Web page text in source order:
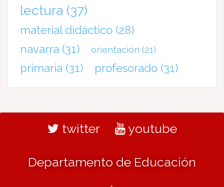
lectura (37)
material didáctico (28)
navarra (31) orientación (21)
primaria (31) profesorado (31)
twitter youtube
Departamento de Educación